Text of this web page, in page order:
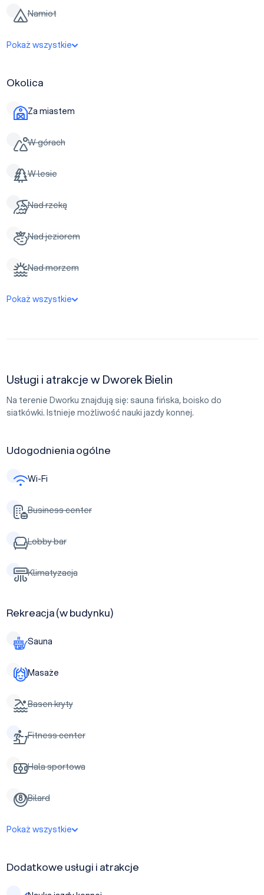
Namiot
Pokaż wszystkie
Okolica
Za miastem
W górach
W lesie
Nad rzeką
Nad jeziorem
Nad morzem
Pokaż wszystkie
Usługi i atrakcje w Dworek Bielin
Na terenie Dworku znajdują się: sauna fińska, boisko do
siatkówki. Istnieje możliwość nauki jazdy konnej.
Udogodnienia ogólne
Wi-Fi
Business center
Lobby bar
Klimatyzacja
Rekreacja (w budynku)
Sauna
Masaże
Basen kryty
Fitness center
Hala sportowa
Bilard
Pokaż wszystkie
Dodatkowe usługi i atrakcje